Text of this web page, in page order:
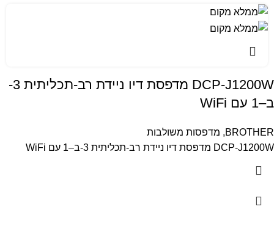
DCP-J1200W מדפסת דיו ניידת רב-תכליתית 3-
ב–1 עם WiFi
BROTHER
, מדפסות משולבות
DCP-J1200W מדפסת דיו ניידת רב-תכליתית 3-ב–1 עם WiFi